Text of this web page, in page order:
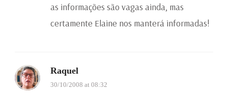
as informações são vagas ainda, mas
certamente Elaine nos manterá informadas!
Raquel
30/10/2008 at 08:32